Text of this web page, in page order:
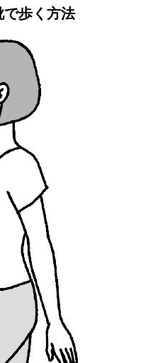
で歩く方法